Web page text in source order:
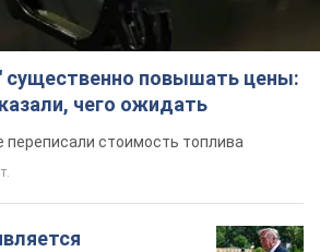
существенно повышать цены:
чего ожидать
переписали стоимость топлива